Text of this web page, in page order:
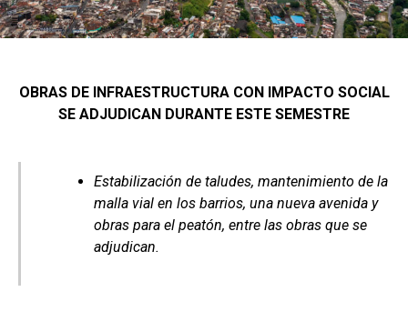
OBRAS DE INFRAESTRUCTURA CON IMPACTO SOCIAL
SE ADJUDICAN DURANTE ESTE SEMESTRE
Estabilización de taludes, mantenimiento de la
malla vial en los barrios, una nueva avenida y
obras para el peatón, entre las obras que se
adjudican.